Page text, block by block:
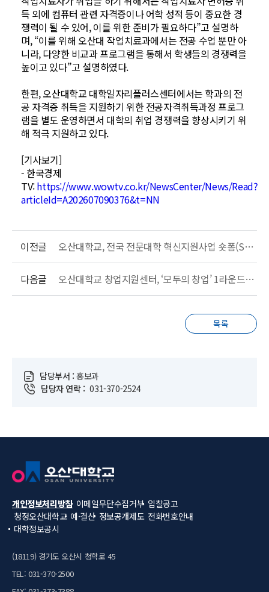
득 외에 컴퓨터 관련 자격증이나 어학 성적 등이 중요한 경
쟁력이 될 수 있어, 이를 위한 준비가 필요하다”고 설명하
며, “이를 위해 오산대 작업치료과에서는 전공 수업 뿐만 아
니라, 다양한 비교과 프로그램을 통해서 학생들의 경쟁력을
높이고 있다”고 설명하였다.
한편, 오산대학교 대학일자리플러스센터에서는 학과의 전
공 자격증 취득을 지원하기 위한 전공자격취득과정 프로그
램을 별도 운영하면서 대학의 취업 경쟁력을 향상시키기 위
해 적극 지원하고 있다.
[기사보기]
- 한국경제
TV:https://www.wowtv.co.kr/NewsCenter/News/Read?
articleId=A202607090376&t=NN
이전글 오산대학교, 전국 전문대학 혁신지원사업 숏폼(Short-form) 영상 콘텐츠 공모전서 ‘4건 수상’ 쾌거
다음글 오산대학교 창업지원센터, ‘모두의 창업’ 1라운드(1R) 진출자 배출… 역대급 경쟁률 뚫어
목록
담당부서 : 홍보과
담당자 연락 : 031-370-2524
개인정보처리방침 이메일무단수집거부 입찰공고
청정오산대학교 예·결산 정보공개제도 전화번호안내
대학정보공시
(18119) 경기도 오산시 청학로 45
TEL: 031-370-2500